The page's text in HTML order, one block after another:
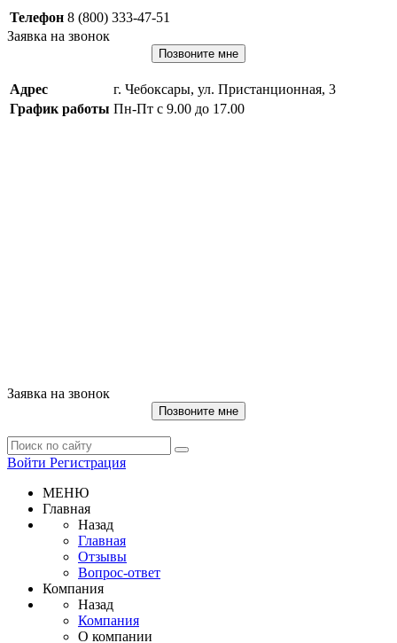
Телефон 8 (800) 333-47-51
Заявка на звонок
Позвоните мне
Адрес
г. Чебоксары, ул. Пристанционная, 3
График работы Пн-Пт с 9.00 до 17.00
Заявка на звонок
Позвоните мне
Войти Регистрация
МЕНЮ
Главная
Назад
Главная
Отзывы
Вопрос-ответ
Компания
Назад
Компания
О компании